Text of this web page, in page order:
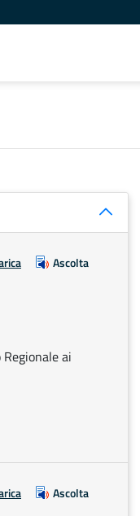
Ascolta
ai
Ascolta